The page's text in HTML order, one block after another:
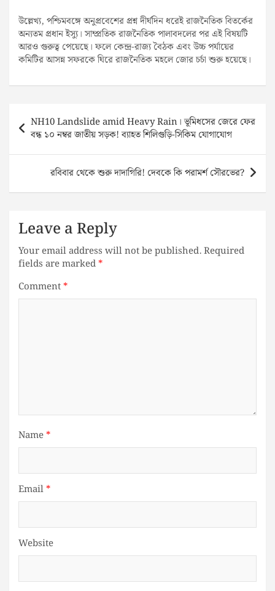
উল্লেখ্য, পশ্চিমবঙ্গে অনুপ্রবেশের প্রশ্ন দীর্ঘদিন ধরেই রাজনৈতিক বিতর্কের
অন্যতম প্রধান ইস্যু। সাম্প্রতিক রাজনৈতিক পালাবদলের পর এই বিষয়টি
আরও গুরুত্ব পেয়েছে। ফলে কেন্দ্র-রাজ্য বৈঠক এবং উচ্চ পর্যায়ের
কমিটির আসন্ন সফরকে ঘিরে রাজনৈতিক মহলে জোর চর্চা শুরু হয়েছে।
navigation
NH10 Landslide amid Heavy Rain। ভূমিধসের জেরে ফের
বন্ধ ১০ নম্বর জাতীয় সড়ক! ব্যাহত শিলিগুড়ি-সিকিম যোগাযোগ
রবিবার থেকে শুরু দাদাগিরি! দেবকে কি পরামর্শ সৌরভের?
Leave a Reply
Your email address will not be published.Required
fields are marked*
Comment*
Name*
Email*
Website